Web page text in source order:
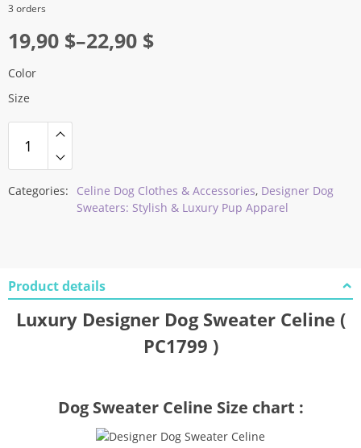
Rated
3 orders
19,90 $–22,90 $
Price
range:
19,90 $
22,90 $
Color
Size
Categories: Celine Dog Clothes & Accessories, Designer Dog
Sweaters: Stylish & Luxury Pup Apparel
Product details
Luxury Designer Dog Sweater Celine (
PC1799 )
Dog Sweater Celine Size chart :